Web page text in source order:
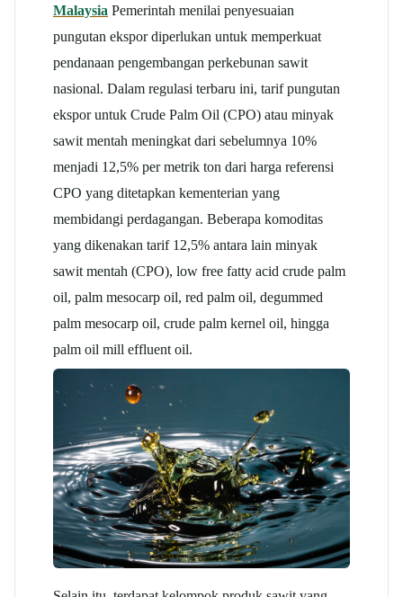
Malaysia Pemerintah menilai penyesuaian
pungutan ekspor diperlukan untuk memperkuat
pendanaan pengembangan perkebunan sawit
nasional. Dalam regulasi terbaru ini, tarif pungutan
ekspor untuk Crude Palm Oil (CPO) atau minyak
sawit mentah meningkat dari sebelumnya 10%
menjadi 12,5% per metrik ton dari harga referensi
CPO yang ditetapkan kementerian yang
membidangi perdagangan. Beberapa komoditas
yang dikenakan tarif 12,5% antara lain minyak
sawit mentah (CPO), low free fatty acid crude palm
oil, palm mesocarp oil, red palm oil, degummed
palm mesocarp oil, crude palm kernel oil, hingga
palm oil mill effluent oil.